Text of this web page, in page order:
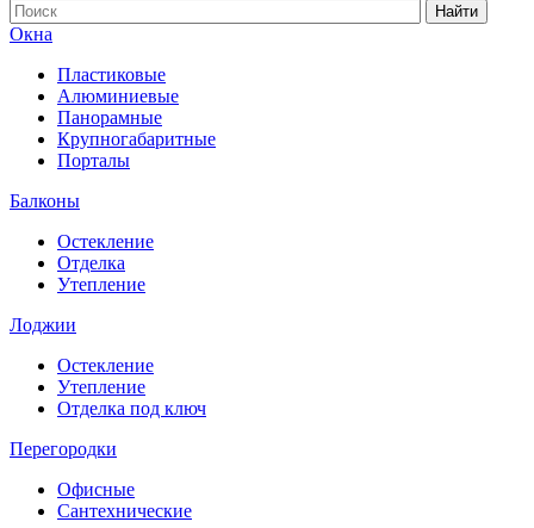
Найти
Окна
Пластиковые
Алюминиевые
Панорамные
Крупногабаритные
Порталы
Балконы
Остекление
Отделка
Утепление
Лоджии
Остекление
Утепление
Отделка под ключ
Перегородки
Офисные
Сантехнические